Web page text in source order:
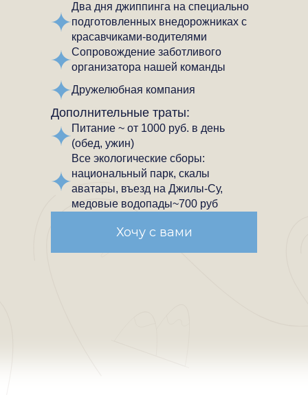
Два дня джиппинга на специально
подготовленных внедорожниках с
красавчиками-водителями
Сопровождение заботливого
организатора нашей команды
Дружелюбная компания
Дополнительные траты:
Питание ~ от 1000 руб. в день
(обед, ужин)
Все экологические сборы:
национальный парк, скалы
аватары, въезд на Джилы-Су,
медовые водопады~700 руб
Хочу с вами